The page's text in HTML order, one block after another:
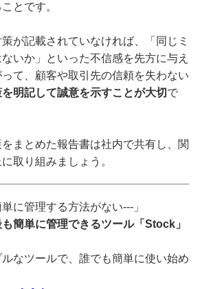
とです。
が記載されていなければ、「同じミ
いか」といった不信感を先方に与え
て、顧客や取引先の信頼を失わない
明記して誠意を示すことが大切 で
まとめた報告書は社内で共有し、関
取り組みましょう。
に管理する方法がない---」
簡単に管理できるツール「Stock」
なツールで、誰でも簡単に使い始め